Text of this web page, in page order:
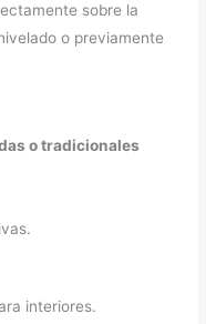
sobre la
o previamente
o tradicionales
interiores.